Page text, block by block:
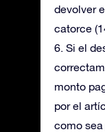
devolver
catorce
6. Si el
monto
por el
como